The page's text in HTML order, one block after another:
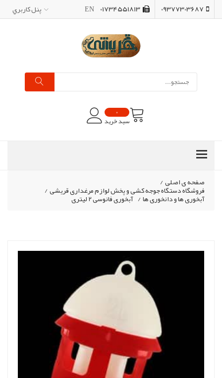
09377303687
01734551813
EN پنل کاربري
0
سبد خرید
صفحه ی اصلی/
فروشگاه دستگاه جوجه کشی و پخش لوازم مرغداری قریشی/
آبخوری ها و دانخوری ها/ آبخوری فانوسی 2 لیتری